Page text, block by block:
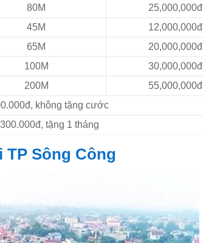
80M
25,000,000đ
45M
12,000,000đ
65M
20,000,000đ
100M
30,000,000đ
200M
55,000,000đ
không tặng cước
tặng 1 tháng
TP Sông Công